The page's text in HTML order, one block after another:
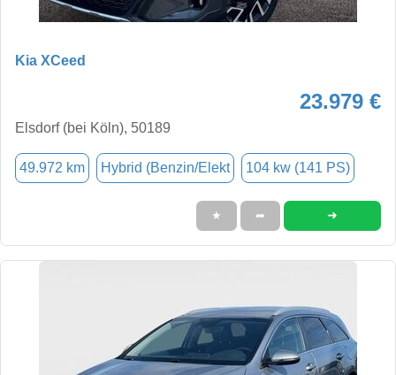
Kia XCeed
23.979 €
Elsdorf (bei Köln), 50189
49.972 km Hybrid (Benzin/Elekt 104 kw (141 PS)
★ ➦ ➜